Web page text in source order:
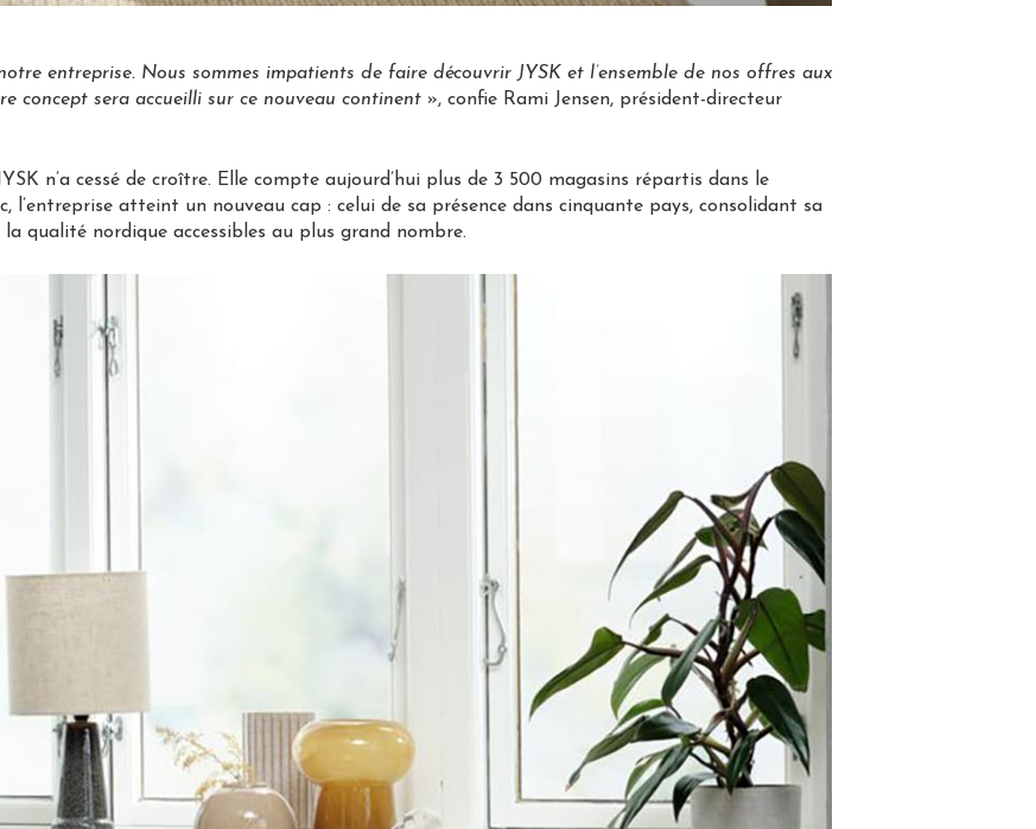
entreprise. Nous sommes impatients de faire découvrir JYSK et l’ensemble de nos offres aux
concept sera accueilli sur ce nouveau continent », confie Rami Jensen, président-directeur
n’a cessé de croître. Elle compte aujourd’hui plus de 3 500 magasins répartis dans le
l’entreprise atteint un nouveau cap : celui de sa présence dans cinquante pays, consolidant sa
qualité nordique accessibles au plus grand nombre.